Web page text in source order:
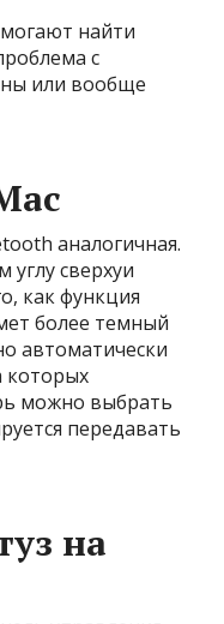
найти
с
или вообще
аналогичная.
сверхуи
как функция
более темный
автоматически
которых
можно выбрать
передавать
на